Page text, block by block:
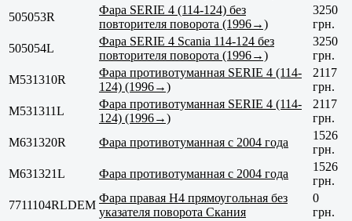
505053R
Фара SERIE 4 (114-124) без
повторителя поворота (1996→)
3250
грн.
505054L
Фара SERIE 4 Scania 114-124 без
повторителя поворота (1996→)
3250
грн.
M531310R
Фара противотуманная SERIE 4 (114-
124) (1996→)
2117
грн.
M531311L
Фара противотуманная SERIE 4 (114-
124) (1996→)
2117
грн.
M631320R
Фара противотуманная с 2004 года
1526
грн.
M631321L
Фара противотуманная с 2004 года
1526
грн.
7711104RLDEM
Фара правая H4 прямоугольная без
указателя поворота Скания
0
грн.